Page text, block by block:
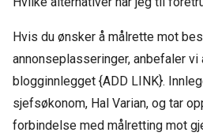
Hvis du ønsker å målrette mot
annonseplasseringer, anbefaler
blogginnlegget {ADD LINK}.
sjefsøkonom, Hal Varian, og tar
forbindelse med målretting mot